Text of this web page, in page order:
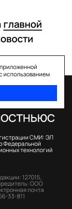
главной
использованием
СМИ: ЭЛ
Федеральной
технологий
127015,
ООО
почта
33-811